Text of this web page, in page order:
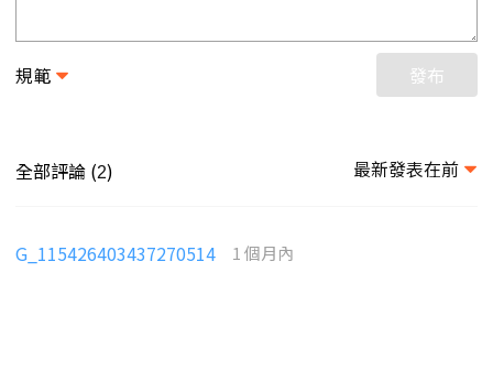
規範 發布
全部評論 (2) 最新發表在前
G_115426403437270514 1 個月內